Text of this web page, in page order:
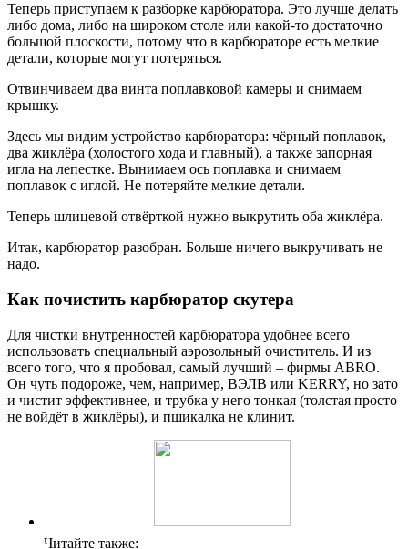
Теперь приступаем к разборке карбюратора. Это лучше делать
либо дома, либо на широком столе или какой-то достаточно
большой плоскости, потому что в карбюраторе есть мелкие
детали, которые могут потеряться.
Отвинчиваем два винта поплавковой камеры и снимаем
крышку.
Здесь мы видим устройство карбюратора: чёрный поплавок,
два жиклёра (холостого хода и главный), а также запорная
игла на лепестке. Вынимаем ось поплавка и снимаем
поплавок с иглой. Не потеряйте мелкие детали.
Теперь шлицевой отвёрткой нужно выкрутить оба жиклёра.
Итак, карбюратор разобран. Больше ничего выкручивать не
надо.
Как почистить карбюратор скутера
Для чистки внутренностей карбюратора удобнее всего
использовать специальный аэрозольный очиститель. И из
всего того, что я пробовал, самый лучший – фирмы ABRO.
Он чуть подороже, чем, например, ВЭЛВ или KERRY, но зато
и чистит эффективнее, и трубка у него тонкая (толстая просто
не войдёт в жиклёры), и пшикалка не клинит.
Читайте также: